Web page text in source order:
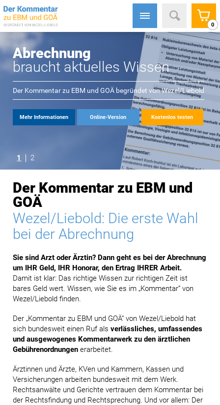
0
1 2
Abrechnung
braucht aktuelles Wissen
Der Kommentar zu EBM und GOÄ begründet vonWezel/Liebold
Mehr Informationen Online-Version Kostenlos testen
Der Kommentar zu EBM und
GOÄ
Wezel/Liebold: Die erste Wahl
bei der Abrechnung
Sie sind Arzt oder Ärztin? Dann geht es bei der Abrechnung
um IHR Geld, IHR Honorar, den Ertrag IHRER Arbeit.
Damit ist klar: Das richtige Wissen zur richtigen Zeit ist
bares Geld wert. Wissen, wie Sie es im „Kommentar“ von
Wezel/Liebold finden.
Der „Kommentar zu EBM und GOÄ“ von Wezel/Liebold hat
sich bundesweit einen Ruf als verlässliches, umfassendes
und ausgewogenes Kommentarwerk zu den ärztlichen
Gebührenordnungen erarbeitet.
Ärztinnen und Ärzte, KVen und Kammern, Kassen und
Versicherungen arbeiten bundesweit mit dem Werk.
Rechtsanwälte und Gerichte vertrauen dem Kommentar bei
der Rechtsfindung und Rechtsprechung. Und vor allem: Der